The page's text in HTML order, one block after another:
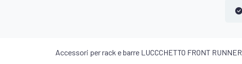
Accessori per rack e barre LUCCCHETTO FRONT RUNNER